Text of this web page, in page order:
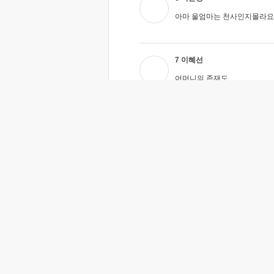
아마 울엄마는 천사인지몰라
7 이혜선
어머니의 존재도